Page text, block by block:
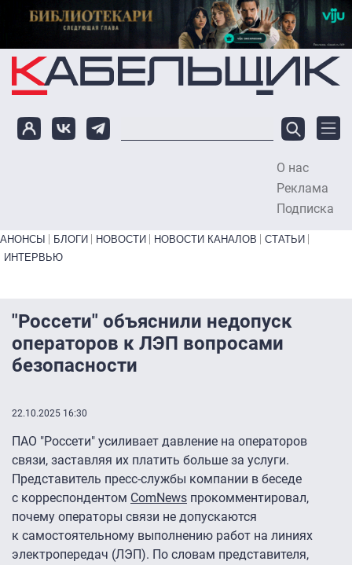
Перейти к основному содержанию
О нас
Реклама
Подписка
Primary links bottom
АНОНСЫ БЛОГИ НОВОСТИ НОВОСТИ КАНАЛОВ
СТАТЬИ
ИНТЕРВЬЮ
"Россети" объяснили недопуск
операторов к ЛЭП вопросами
безопасности
22.10.2025 16:30
ПАО "Россети" усиливает давление на операторов
связи, заставляя их платить больше за услуги.
Представитель пресс-службы компании в беседе
с корреспондентом ComNews прокомментировал,
почему операторы связи не допускаются
к самостоятельному выполнению работ на линиях
электропередач (ЛЭП). По словам представителя,